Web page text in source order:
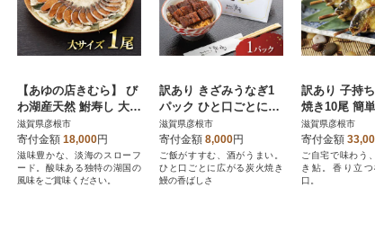
【あゆの店きむら】 び
わ湖産天然 鮒寿し 大サ
イズ
滋賀県彦根市
寄付金額 18,000円
滋味豊かな、淡海のスローフ
ード。酸味ある独特の湖国の
風味をご賞味ください。
訳あり きざみうなぎ1
パック ひと口ごとに広
がる炭火焼き国産鰻の
香ばしさ
滋賀県彦根市
寄付金額 8,000円
ご飯がすすむ、酒がうまい。
ひと口ごとに広がる炭火焼き
鰻の香ばしさ
訳あり 子持
焼き10尾 簡
べられる身が
国産のブラン
滋賀県彦根市
寄付金額
ご自宅で味わう
き鮎。香り立
口。